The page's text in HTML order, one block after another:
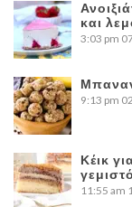
και
3:03 pm
9:13 pm
Κέικ
11:55 am